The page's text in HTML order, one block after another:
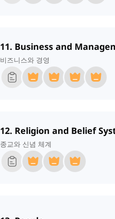
11. Business and
비즈니스와 경영
12. Religion and Belief
종교와 신념 체계